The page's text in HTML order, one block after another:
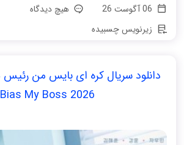
هیچ دیدگاه
زیرنویس چسبیده
Bias My Boss 2026